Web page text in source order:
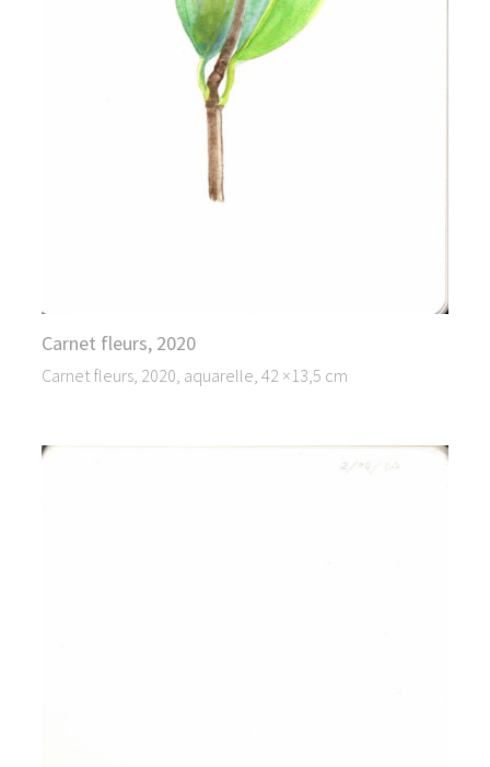
Carnet fleurs, 2020
Carnet fleurs, 2020, aquarelle, 42 ×13,5 cm